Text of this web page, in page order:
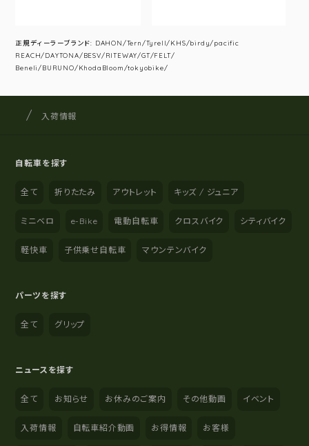
正規ディーラーブランド: DAHON/Tern/Tyrell/KHS/birdy/pacific
REACH/DAYTONA/BESV/RITEWAY/GT/FELT/
Beneli/BURUNO/KhodaBloom/tokyobike/
サイト内の現在地
サイクルショップナカゴヤ
入荷情報
自転車を探す
全て 折りたたみ アウトレット キッズ / ジュニア
ミニベロ e-Bike 電動自転車 クロスバイク シティバイク
軽快車 子供乗せ自転車 マウンテンバイク
パーツを探す
全て グリップ
ニュースを探す
全て お知らせ お休みのご案内 その他動画 イベント
入荷情報 自転車紹介動画 お得情報 お客様